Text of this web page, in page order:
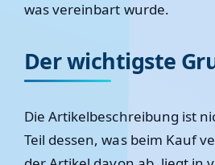
was vereinbart wurde.
Der wichtigste
Die Artikelbeschreibung ist
Teil dessen, was beim Kauf